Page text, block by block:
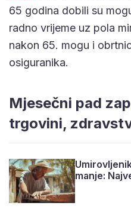
65 godina dobili su
radno vrijeme uz pola
nakon 65. mogu i
osiguranika.
Mjesečni pad
trgovini,
manje: